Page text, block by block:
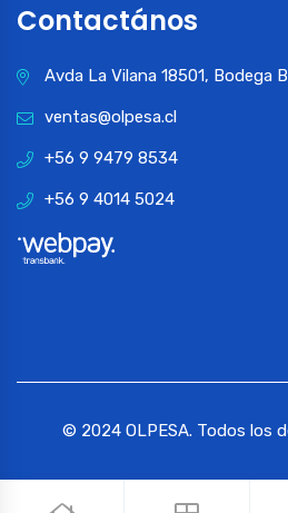
Contactános
Avda La Vilana 18501, Bodega
ventas@olpesa.cl
+56 9 9479 8534
+56 9 4014 5024
© 2024 OLPESA. Todos los